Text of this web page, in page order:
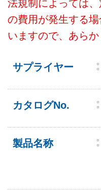
法規制によっては
の費用が発生する
いますので、あらか
サプライヤー
カタログNo.
製品名称